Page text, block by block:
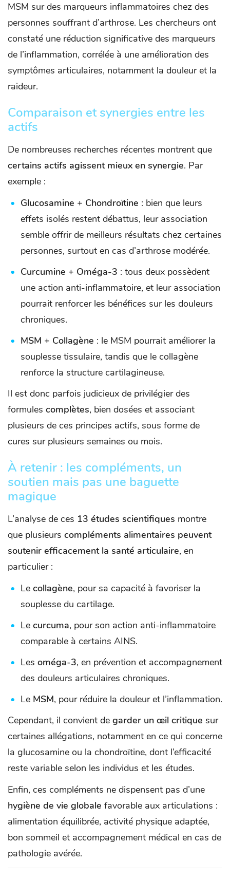
MSM sur des marqueurs inflammatoires chez des
personnes souffrant d’arthrose. Les chercheurs ont
constaté une réduction significative des marqueurs
de l’inflammation, corrélée à une amélioration des
symptômes articulaires, notamment la douleur et la
raideur.
Comparaison et synergies entre les
actifs
De nombreuses recherches récentes montrent que
certains actifs agissent mieux en synergie. Par
exemple :
Glucosamine + Chondroïtine : bien que leurs
effets isolés restent débattus, leur association
semble offrir de meilleurs résultats chez certaines
personnes, surtout en cas d’arthrose modérée.
Curcumine + Oméga-3 : tous deux possèdent
une action anti-inflammatoire, et leur association
pourrait renforcer les bénéfices sur les douleurs
chroniques.
MSM + Collagène : le MSM pourrait améliorer la
souplesse tissulaire, tandis que le collagène
renforce la structure cartilagineuse.
Il est donc parfois judicieux de privilégier des
formules complètes, bien dosées et associant
plusieurs de ces principes actifs, sous forme de
cures sur plusieurs semaines ou mois.
À retenir : les compléments, un
soutien mais pas une baguette
magique
L’analyse de ces 13 études scientifiques montre
que plusieurs compléments alimentaires peuvent
soutenir efficacement la santé articulaire, en
particulier :
Le collagène, pour sa capacité à favoriser la
souplesse du cartilage.
Le curcuma, pour son action anti-inflammatoire
comparable à certains AINS.
Les oméga-3, en prévention et accompagnement
des douleurs articulaires chroniques.
Le MSM, pour réduire la douleur et l’inflammation.
Cependant, il convient de garder un œil critique sur
certaines allégations, notamment en ce qui concerne
la glucosamine ou la chondroïtine, dont l’efficacité
reste variable selon les individus et les études.
Enfin, ces compléments ne dispensent pas d’une
hygiène de vie globale favorable aux articulations :
alimentation équilibrée, activité physique adaptée,
bon sommeil et accompagnement médical en cas de
pathologie avérée.